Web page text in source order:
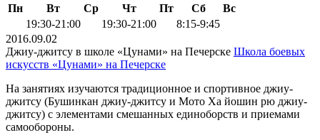
Пн
Вт Ср Чт Пт Сб
Вс
19:30-21:00
19:30-21:00
8:15-9:45
2016.09.02
Джиу-джитсу в школе «Цунами» на Печерске Школа боевых
искусств «Цунами» на Печерске
На занятиях изучаются традиционное и спортивное джиу-
джитсу (Бушинкан джиу-джитсу и Мото Ха йошин рю джиу-
джитсу) с элементами смешанных единоборств и приемами
самообороны.